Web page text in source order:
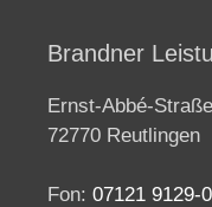
Brandner
Ernst-Abbé-
72770 Reutlingen
Fon: 07121 9129-0